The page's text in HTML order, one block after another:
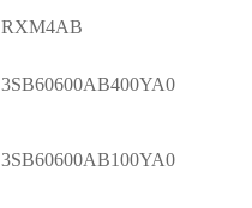
RXM4AB
3SB60600AB400YA0
3SB60600AB100YA0